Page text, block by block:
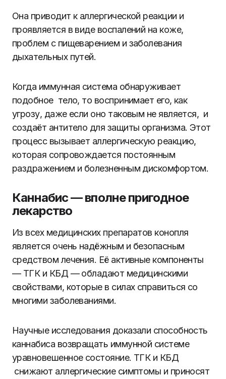
Она приводит к аллергической реакции и
проявляется в виде воспалений на коже,
проблем с пищеварением и заболевания
дыхательных путей.
Когда иммунная система обнаруживает
подобное тело, то воспринимает его, как
угрозу, даже если оно таковым не является, и
создаёт антитело для защиты организма. Этот
процесс вызывает аллергическую реакцию,
которая сопровождается постоянным
раздражением и болезненным дискомфортом.
Каннабис — вполне пригодное
лекарство
Из всех медицинских препаратов конопля
является очень надёжным и безопасным
средством лечения. Её активные компоненты
— ТГК и КБД — обладают медицинскими
свойствами, которые в силах справиться со
многими заболеваниями.
Научные исследования доказали способность
каннабиса возвращать иммунной системе
уравновешенное состояние. ТГК и КБД
снижают аллергические симптомы и приносят